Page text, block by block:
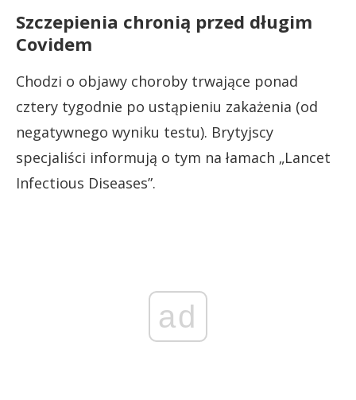
Szczepienia chronią przed długim
Covidem
Chodzi o objawy choroby trwające ponad
cztery tygodnie po ustąpieniu zakażenia (od
negatywnego wyniku testu). Brytyjscy
specjaliści informują o tym na łamach „Lancet
Infectious Diseases”.
ad